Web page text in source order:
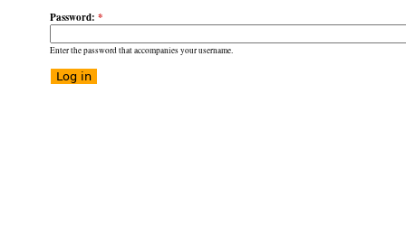
Password: *
Enter the password that accompanies your username.